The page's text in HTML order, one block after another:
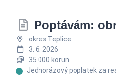
Poptávám:
okres Teplice
3. 6. 2026
35 000 korun
Jednorázový poplatek za